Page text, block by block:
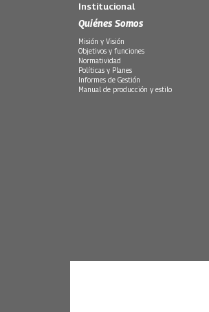
Institucional
Quiénes Somos
Misión y Visión
Objetivos y funciones
Normatividad
Políticas y Planes
Informes de Gestión
Manual de producción y estilo